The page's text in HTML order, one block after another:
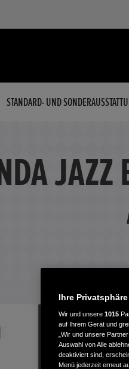
STANDARD- UND
JAZZ
Ihre
Wir und unsere 1015
auf Ihrem Gerät und
„Wir und unsere
Auswahl von Alle
deaktiviert sind,
Menü jederzeit erneut